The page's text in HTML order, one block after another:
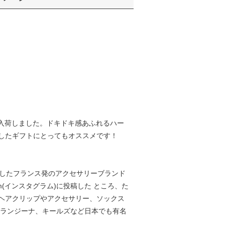
しました。ドキドキ感あふれるハー
ギフトにとってもオススメです！
たフランス発のアクセサリーブランド
ンスタグラム)に投稿した ところ、た
アクリップやアクセサリー、ソックス
ンジーナ、キールズなど日本でも有名